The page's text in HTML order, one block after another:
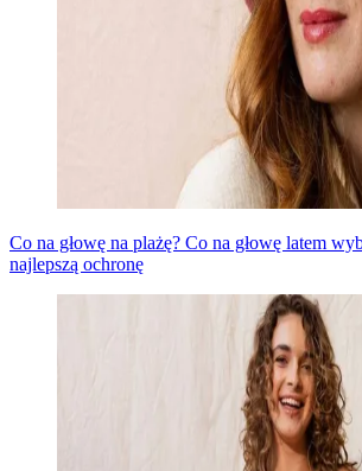
Co na głowę na plażę? Co na głowę latem
najlepszą ochronę